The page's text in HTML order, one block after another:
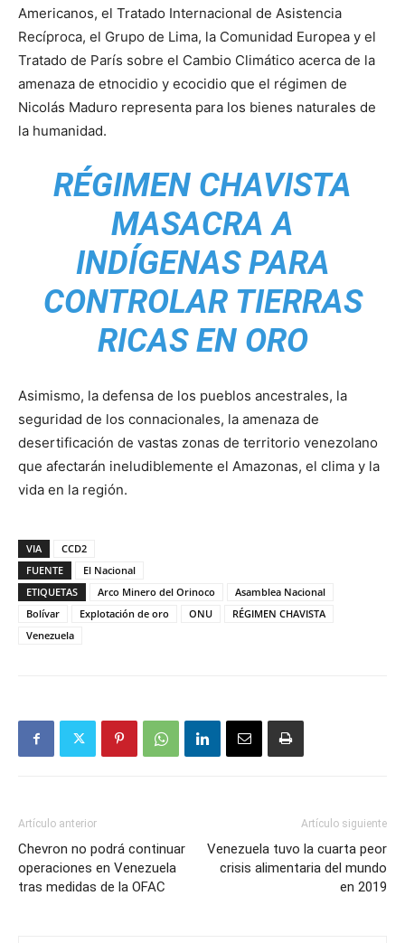
Americanos, el Tratado Internacional de Asistencia
Recíproca, el Grupo de Lima, la Comunidad Europea y el
Tratado de París sobre el Cambio Climático acerca de la
amenaza de etnocidio y ecocidio que el régimen de
Nicolás Maduro representa para los bienes naturales de
la humanidad.
RÉGIMEN CHAVISTA
MASACRA A
INDÍGENAS PARA
CONTROLAR TIERRAS
RICAS EN ORO
Asimismo, la defensa de los pueblos ancestrales, la
seguridad de los connacionales, la amenaza de
desertificación de vastas zonas de territorio venezolano
que afectarán ineludiblemente el Amazonas, el clima y la
vida en la región.
VIA
CCD2
FUENTE
El Nacional
ETIQUETAS
Arco Minero del Orinoco
Asamblea Nacional
Bolívar
Explotación de oro ONU
RÉGIMEN CHAVISTA
Venezuela
Artículo anterior
Chevron no podrá continuar
operaciones en Venezuela
tras medidas de la OFAC
Artículo siguiente
Venezuela tuvo la cuarta peor
crisis alimentaria del mundo
en 2019